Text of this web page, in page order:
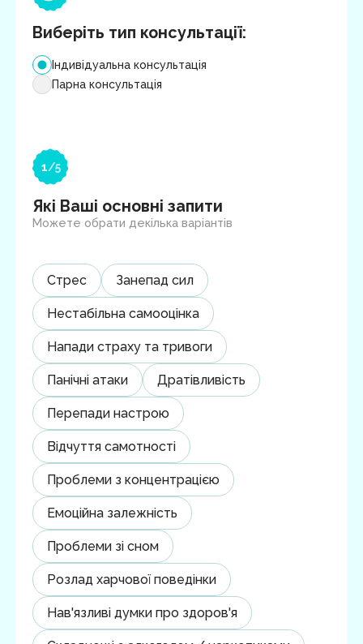
Виберіть тип консультації:
Індивідуальна консультація
Парна консультація
1/5
Які Ваші основні запити
Можете обрати декілька варіантів
Стрес Занепад сил
Нестабільна самооцінка
Напади страху та тривоги
Панічні атаки Дратівливість
Перепади настрою
Відчуття самотності
Проблеми з концентрацією
Емоційна залежність
Проблеми зі сном
Розлад харчової поведінки
Нав'язливі думки про здоров'я